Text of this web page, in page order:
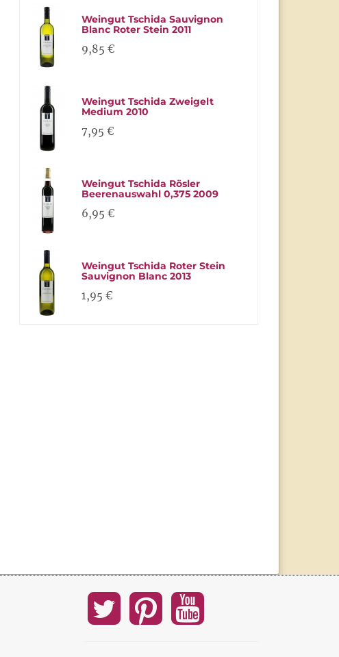
Weingut Tschida Sauvignon
Blanc Roter Stein 2011
9,85 €
Weingut Tschida Zweigelt
Medium 2010
7,95 €
Weingut Tschida Rösler
Beerenauswahl 0,375 2009
6,95 €
Weingut Tschida Roter Stein
Sauvignon Blanc 2013
1,95 €